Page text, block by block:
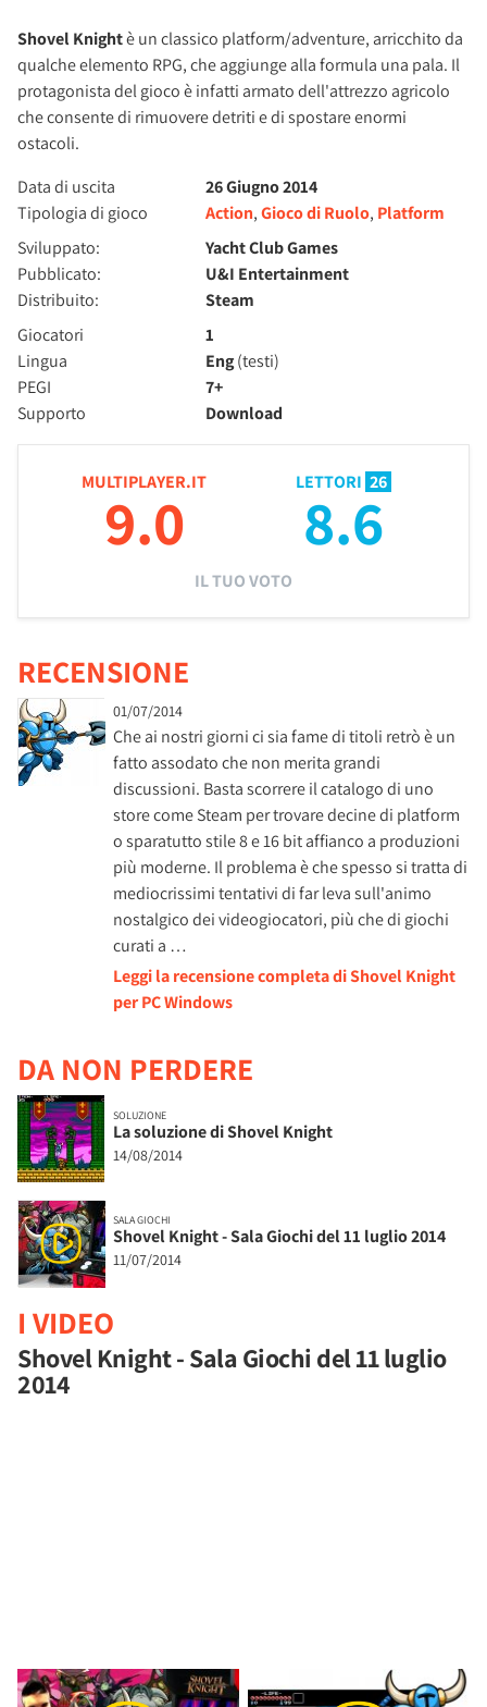
Shovel Knightè un classico platform/adventure, arricchito da
qualche elemento RPG, che aggiunge alla formula una pala. Il
protagonista del gioco è infatti armato dell'attrezzo agricolo
che consente di rimuovere detriti e di spostare enormi
ostacoli.
Data di uscita
26 Giugno 2014
Tipologia di gioco
Action,Gioco di Ruolo, Platform
Sviluppato:
Yacht Club Games
Pubblicato:
U&I Entertainment
Distribuito:
Steam
Giocatori
1
Lingua
Eng(testi)
PEGI
7+
Supporto
Download
MULTIPLAYER.IT
9.0
LETTORI 26
8.6
IL TUO VOTO
RECENSIONE
01/07/2014
Che ai nostri giorni ci sia fame di titoli retrò è un
fatto assodato che non merita grandi
discussioni. Basta scorrere il catalogo di uno
store come Steam per trovare decine di platform
o sparatutto stile 8 e 16 bit affianco a produzioni
più moderne. Il problema è che spesso si tratta di
mediocrissimi tentativi di far leva sull'animo
nostalgico dei videogiocatori, più che di giochi
curati a …
Leggi la recensione completa di Shovel Knight
per PC Windows
DA NON PERDERE
SOLUZIONE
La soluzione di Shovel Knight
14/08/2014
SALA GIOCHI
Shovel Knight - Sala Giochi del 11 luglio 2014
11/07/2014
I VIDEO
Shovel Knight - Sala Giochi del 11 luglio
2014